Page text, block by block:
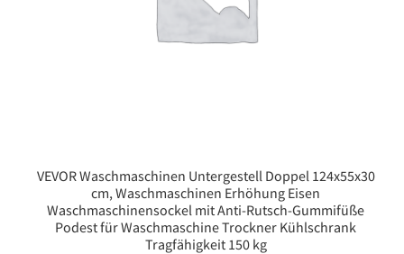
VEVOR Waschmaschinen Untergestell Doppel 124x55x30
cm, Waschmaschinen Erhöhung Eisen
Waschmaschinensockel mit Anti-Rutsch-Gummifüße
Podest für Waschmaschine Trockner Kühlschrank
Tragfähigkeit 150 kg